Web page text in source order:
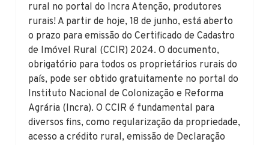
rural no portal do Incra Atenção, produtores
rurais! A partir de hoje, 18 de junho, está aberto
o prazo para emissão do Certificado de Cadastro
de Imóvel Rural (CCIR) 2024. O documento,
obrigatório para todos os proprietários rurais do
país, pode ser obtido gratuitamente no portal do
Instituto Nacional de Colonização e Reforma
Agrária (Incra). O CCIR é fundamental para
diversos fins, como regularização da propriedade,
acesso a crédito rural, emissão de Declaração